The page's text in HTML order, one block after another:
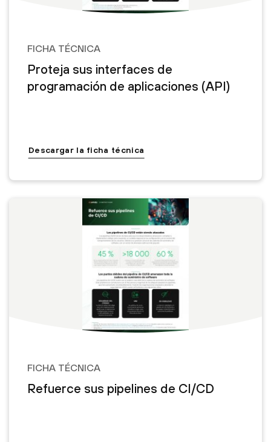
FICHA TÉCNICA
Proteja sus interfaces de
programación de aplicaciones (API)
Descargar la ficha técnica
FICHA TÉCNICA
Refuerce sus pipelines de CI/CD